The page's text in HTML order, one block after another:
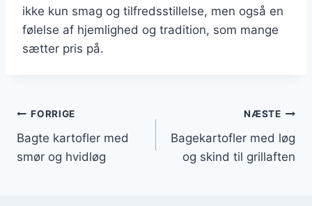
ikke kun smag og tilfredsstillelse, men også en
følelse af hjemlighed og tradition, som mange
sætter pris på.
Indlægsnavigation
FORRIGE
Bagte kartofler med
smør og hvidløg
NÆSTE
Bagekartofler med løg
og skind til grillaften